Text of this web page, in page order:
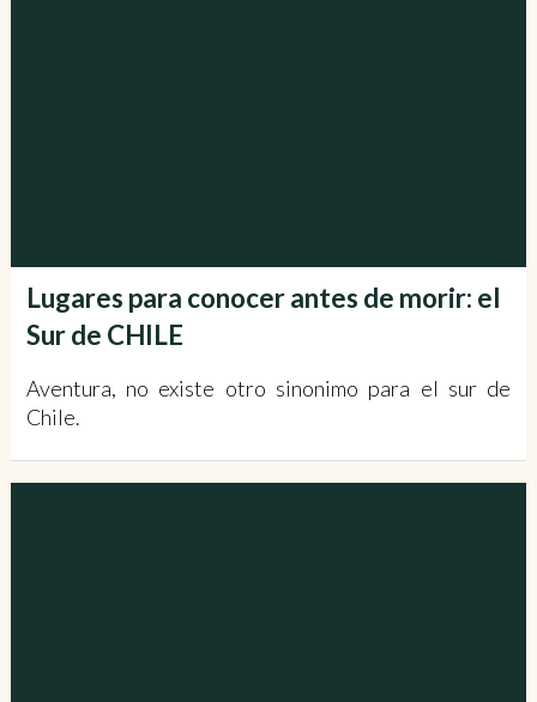
Lugares para conocer antes de morir: el
Sur de CHILE
Aventura, no existe otro sinonimo para el sur de
Chile.